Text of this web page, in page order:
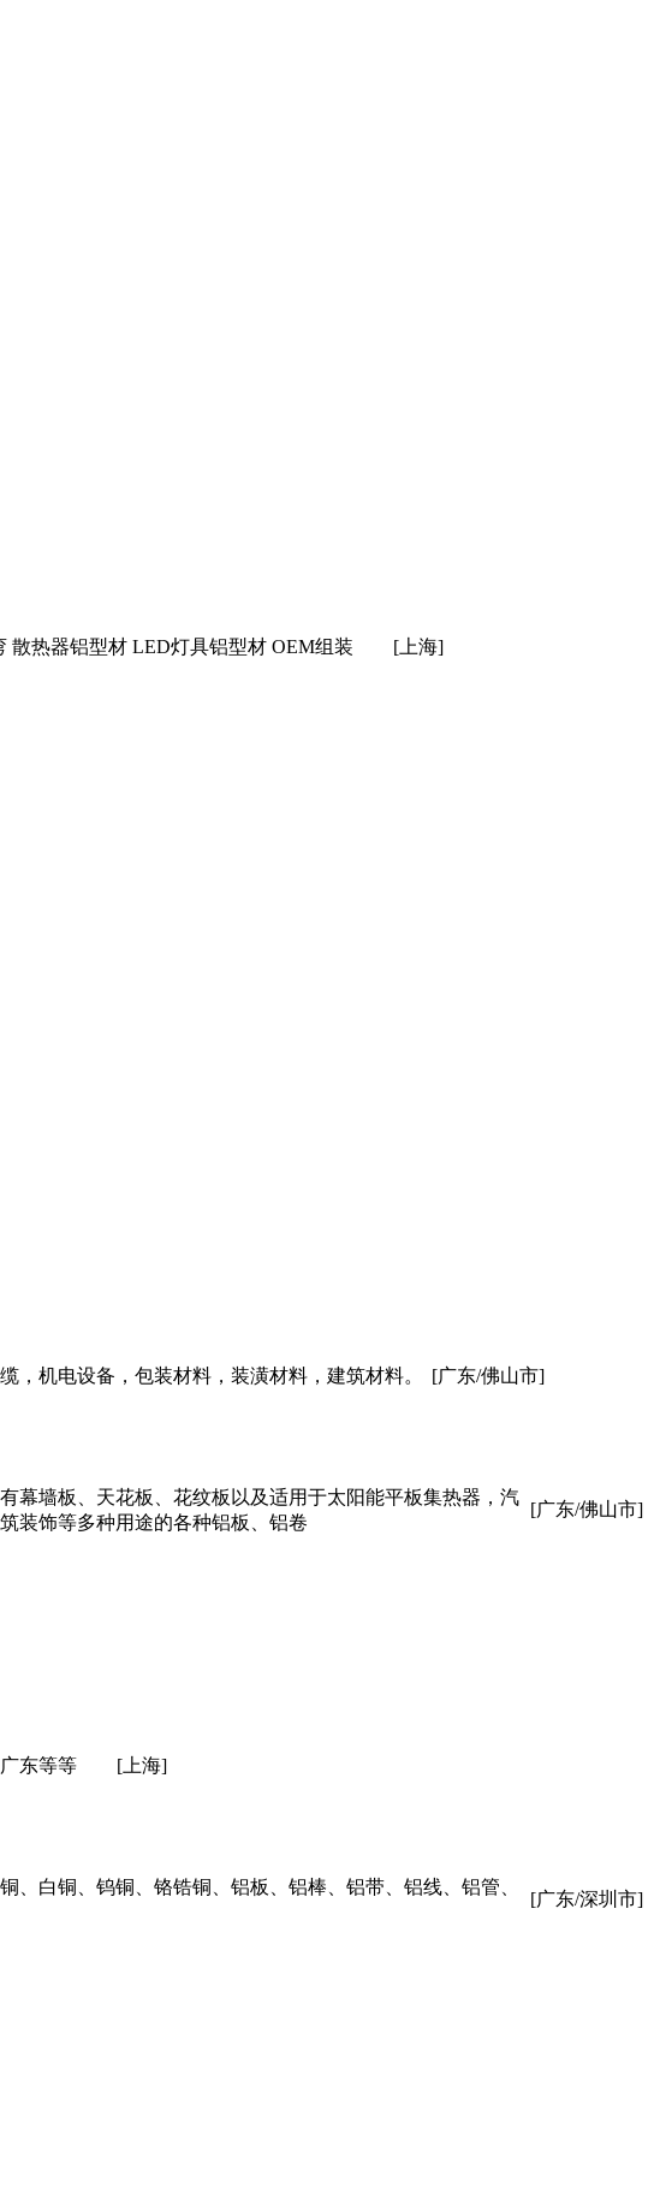
散热器铝型材 LED灯具铝型材 OEM组装
[上海]
机电设备，包装材料，装潢材料，建筑材料。
[广东/佛山市]
幕墙板、天花板、花纹板以及适用于太阳能平板集热器，汽
装饰等多种用途的各种铝板、铝卷
[广东/佛山市]
东等等
[上海]
白铜、钨铜、铬锆铜、铝板、铝棒、铝带、铝线、铝管、
[广东/深圳市]